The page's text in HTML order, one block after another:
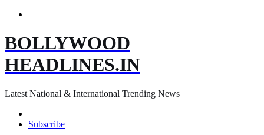
BOLLYWOOD
HEADLINES.IN
Latest National & International Trending News
Subscribe